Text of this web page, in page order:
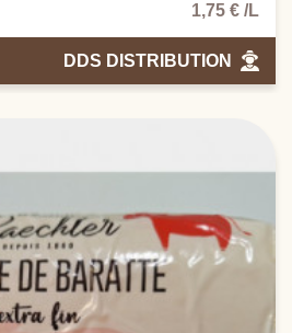
1,75 € /L
DDS DISTRIBUTION